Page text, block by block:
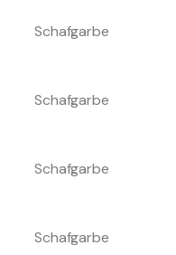
Schafgarbe
Schafgarbe
Schafgarbe
Schafgarbe